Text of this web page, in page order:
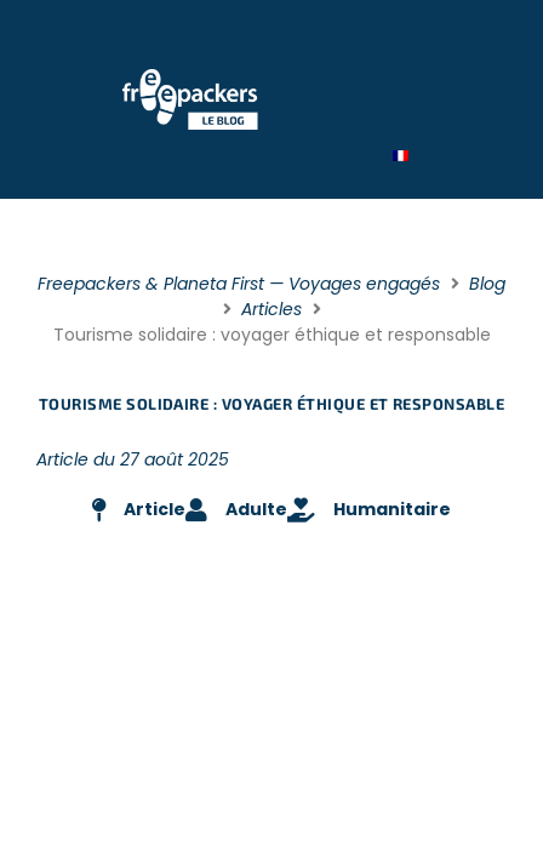
Freepackers & Planeta First — Voyages engagés
Blog
Articles
Tourisme solidaire : voyager éthique et responsable
TOURISME SOLIDAIRE : VOYAGER ÉTHIQUE ET RESPONSABLE
Article du 27 août 2025
Article Adulte Humanitaire